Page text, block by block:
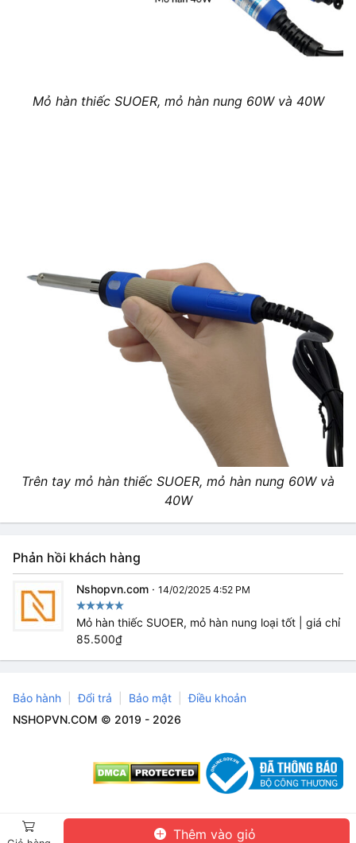
Thêm vào giỏ
Mỏ hàn thiếc SUOER, mỏ hàn nung 60W và 40W
Trên tay mỏ hàn thiếc SUOER, mỏ hàn nung 60W và
40W
Phản hồi khách hàng
Nshopvn.com · 14/02/2025 4:52 PM
Mỏ hàn thiếc SUOER, mỏ hàn nung loại tốt | giá chỉ
85.500₫
Bảo hành Đổi trả Bảo mật
Điều khoản
NSHOPVN.COM © 2019 - 2026